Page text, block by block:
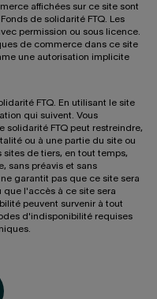
affichées sur ce site sont
de solidarité FTQ. Les
permission ou sous licence.
de commerce dans ce site
une autorisation implicite
FTQ. En utilisant le site
qui suivent. Vous
solidarité FTQ peut restreindre,
ou à une partie du site ou
sites de tiers, en tout temps,
sans préavis et sans
garantit pas que ce site sera
que l'accès à ce site sera
peuvent survenir à tout
d'indisponibilité requises